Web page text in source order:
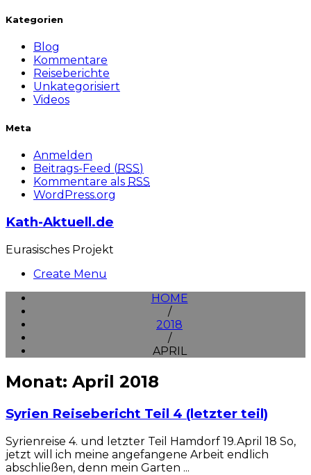
Kategorien
Blog
Kommentare
Reiseberichte
Unkategorisiert
Videos
Meta
Anmelden
Beitrags-Feed (RSS)
Kommentare als RSS
WordPress.org
Kath-Aktuell.de
Eurasisches Projekt
Create Menu
HOME
/
2018
/
APRIL
Monat: April 2018
Syrien Reisebericht Teil 4 (letzter teil)
Syrienreise 4. und letzter Teil Hamdorf 19.April 18 So,
jetzt will ich meine angefangene Arbeit endlich
abschließen, denn mein Garten ...